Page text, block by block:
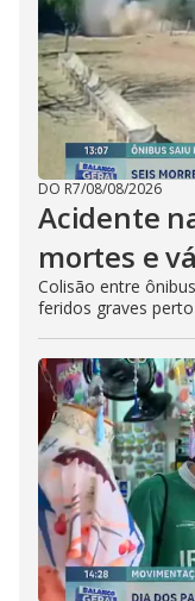
DO R7/08/08/2026
Acidente
mortes e
Colisão entre
feridos graves